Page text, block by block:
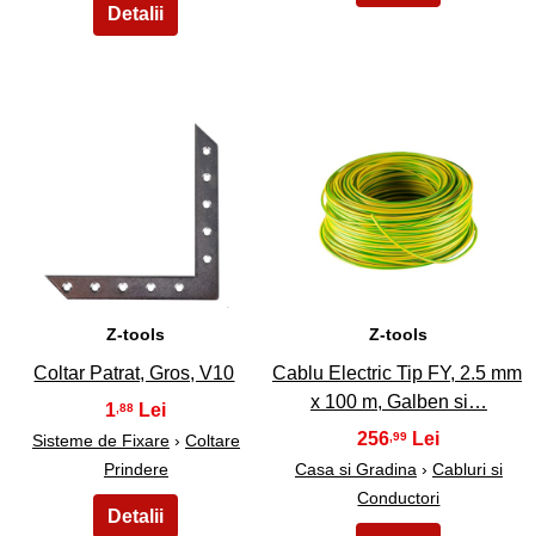
Z-tools
Coltar Patrat, Gros, V10
1 ,88
Sisteme de Fixare› Coltare
Prindere
28
Z-tools
Cablu Electric Tip FY, 2.5 mm
x 100 m, Galben si…
256 ,99
Casa si Gradina› Cabluri si
Conductori